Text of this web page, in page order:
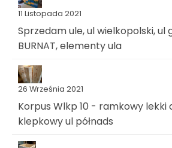
11 Listopada 2021
Sprzedam ule, ul wielkopolski, ul
BURNAT, elementy ula
26 Września 2021
Korpus Wlkp 10 - ramkowy lekki
klepkowy ul półnads